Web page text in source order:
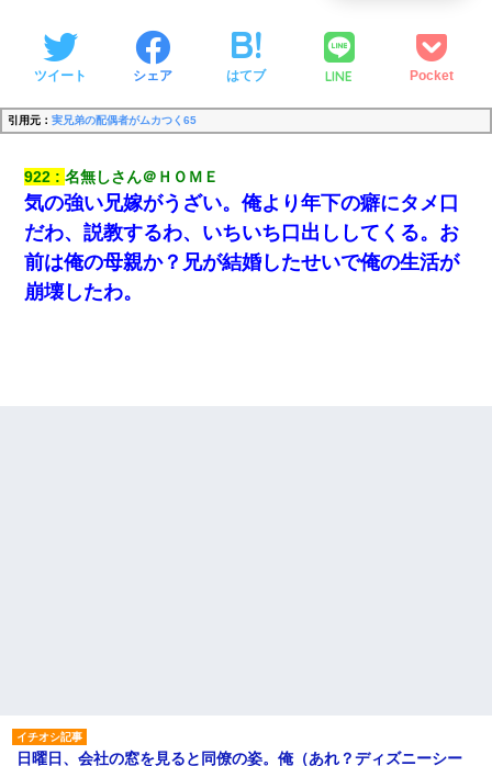
ツイート シェア はてブ LINE Pocket
引用元： 実兄弟の配偶者がムカつく65
922 名無しさん＠ＨＯＭＥ
気の強い兄嫁がうざい。俺より年下の癖にタメ口
だわ、説教するわ、いちいち口出ししてくる。お
前は俺の母親か？兄が結婚したせいで俺の生活が
崩壊したわ。
日曜日、会社の窓を見ると同僚の姿。俺（あれ？ディズニーシー